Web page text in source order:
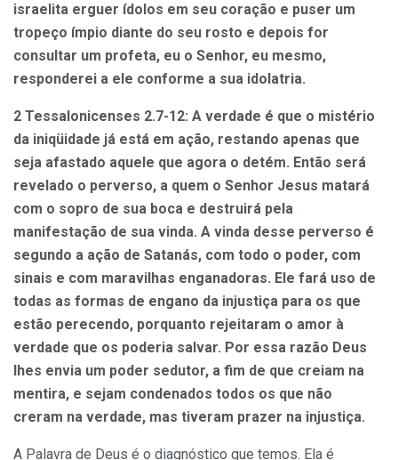
israelita erguer ídolos em seu coração e puser um
tropeço ímpio diante do seu rosto e depois for
consultar um profeta, eu o Senhor, eu mesmo,
responderei a ele conforme a sua idolatria.
2 Tessalonicenses 2.7-12: A verdade é que o mistério
da iniqüidade já está em ação, restando apenas que
seja afastado aquele que agora o detém. Então será
revelado o perverso, a quem o Senhor Jesus matará
com o sopro de sua boca e destruirá pela
manifestação de sua vinda. A vinda desse perverso é
segundo a ação de Satanás, com todo o poder, com
sinais e com maravilhas enganadoras. Ele fará uso de
todas as formas de engano da injustiça para os que
estão perecendo, porquanto rejeitaram o amor à
verdade que os poderia salvar. Por essa razão Deus
lhes envia um poder sedutor, a fim de que creiam na
mentira, e sejam condenados todos os que não
creram na verdade, mas tiveram prazer na injustiça.
A Palavra de Deus é o diagnóstico que temos. Ela é